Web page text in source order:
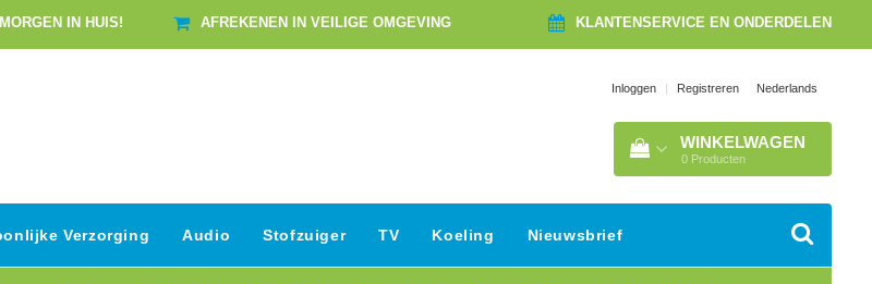
IN HUIS! AFREKENEN IN VEILIGE OMGEVING KLANTENSERVICE EN ONDERDELEN
Inloggen | Registreren Nederlands
WINKELWAGEN
0 Producten
Verzorging Audio Stofzuiger TV Koeling Nieuwsbrief